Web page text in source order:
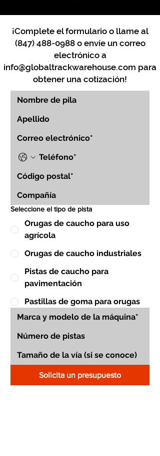
¡Complete el formulario o llame al
(847) 488-0988o envíe un correo
electrónico a
info@globaltrackwarehouse.com para
obtener una cotización!
Seleccione el tipo de pista
Orugas de caucho para uso
agrícola
Orugas de caucho industriales
Pistas de caucho para
pavimentación
Pastillas de goma para orugas
Solicita un presupuesto